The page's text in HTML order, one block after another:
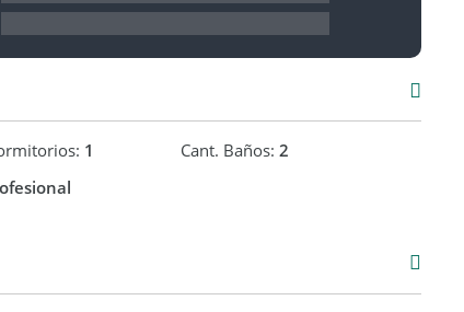
1 Cant. Baños:2